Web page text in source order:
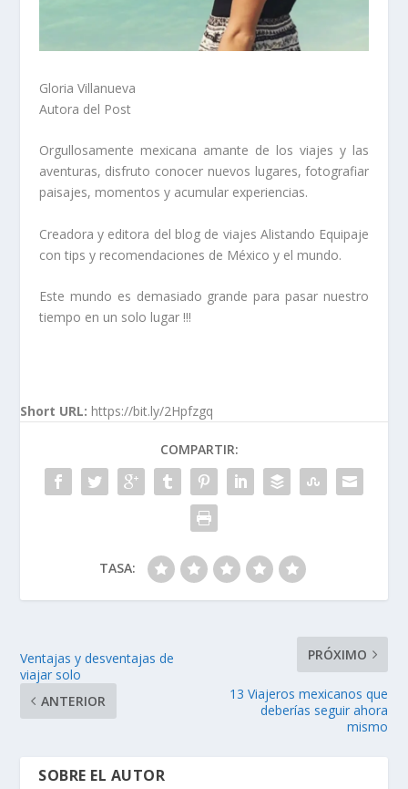
Gloria Villanueva
Autora del Post
Orgullosamente mexicana amante de los viajes y las
aventuras, disfruto conocer nuevos lugares, fotografiar
paisajes, momentos y acumular experiencias.
Creadora y editora del blog de viajes Alistando Equipaje
con tips y recomendaciones de México y el mundo.
Este mundo es demasiado grande para pasar nuestro
tiempo en un solo lugar !!!
Short URL: https://bit.ly/2Hpfzgq
COMPARTIR:
TASA:
Ventajas y desventajas de
viajar solo
ANTERIOR
PRÓXIMO
13 Viajeros mexicanos que
deberías seguir ahora
mismo
SOBRE EL AUTOR